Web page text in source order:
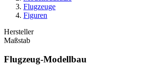
Flugzeuge
Figuren
Hersteller
Maßstab
Flugzeug-Modellbau